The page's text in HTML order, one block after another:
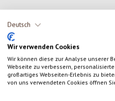
Deutsch
Wir verwenden Cookies
Wir können diese zur Analyse unserer
Webseite zu verbessern,
großartiges Webseiten-Erlebnis zu
von uns verwendeten Cookies öffnen
Condividi le tue esperienze
Visualizza le valutazioni